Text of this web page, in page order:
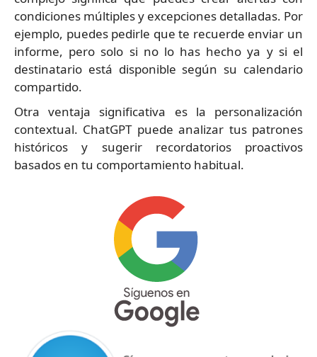
condiciones múltiples y excepciones detalladas. Por
ejemplo, puedes pedirle que te recuerde enviar un
informe, pero solo si no lo has hecho ya y si el
destinatario está disponible según su calendario
compartido.
Otra ventaja significativa es la personalización
contextual. ChatGPT puede analizar tus patrones
históricos y sugerir recordatorios proactivos
basados en tu comportamiento habitual.